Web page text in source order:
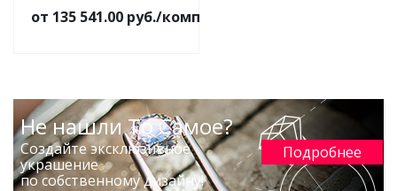
от 135 541.00 руб./комплект
Не нашли То Самое?
Создайте эксклюзивное
украшение
по собственному дизайну!
Подробнее